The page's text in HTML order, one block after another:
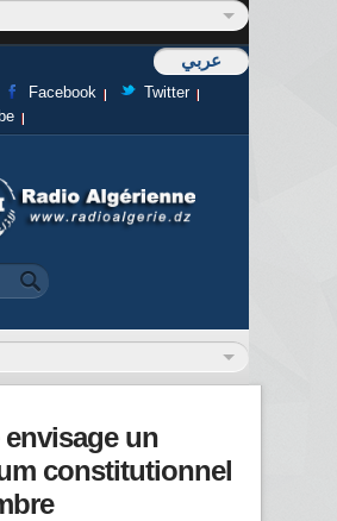
عربي
Facebook
Twitter
de recherche
un
constitutionnel